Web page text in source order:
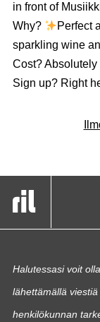
in front of
Why?
Perfect
sparkling wine
Cost? Absolutely
Sign up? Right
Halutessasi voit
lähettämällä
henkilökunnan